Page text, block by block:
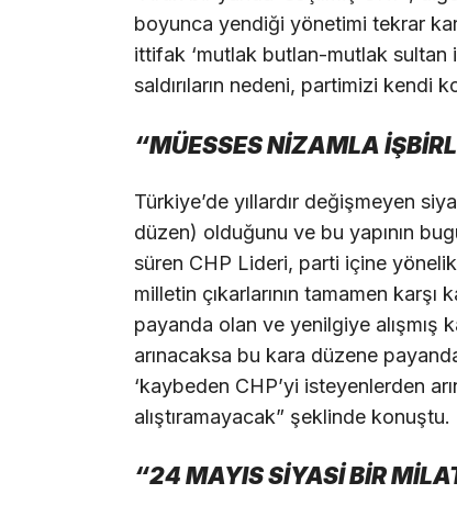
boyunca yendiği yönetimi tekrar
ittifak ‘mutlak butlan-mutlak sultan
saldırıların nedeni, partimizi kendi
“MÜESSES NİZAMLA
Türkiye’de yıllardır değişmeyen
düzen) olduğunu ve bu yapının
süren CHP Lideri, parti içine
milletin çıkarlarının tamamen
payanda olan ve yenilgiye alışmış
arınacaksa bu kara düzene
‘kaybeden CHP’yi isteyenlerden
alıştıramayacak” şeklinde konuştu.
“24 MAYIS SİYASİ BİR